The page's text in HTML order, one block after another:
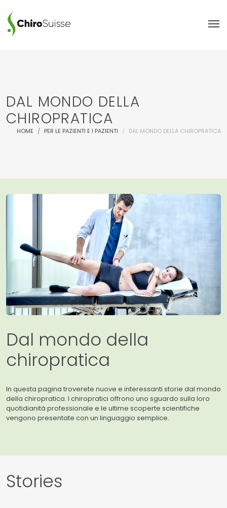
DAL MONDO DELLA
CHIROPRATICA
HOME PER LE PAZIENTI E I PAZIENTI DAL MONDO DELLA CHIROPRATICA
Dal mondo della
chiropratica
In questa pagina troverete nuove e interessanti storie dal mondo
della chiropratica. I chiropratici offrono uno sguardo sulla loro
quotidianità professionale e le ultime scoperte scientifiche
vengono presentate con un linguaggio semplice.
Stories